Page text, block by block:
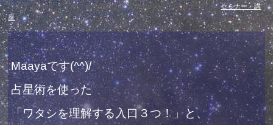
投稿日 : 2016年11月1日 最終更新日時 : 2021年10月1日 カテゴリー :セミナー・講
座
Maayaです(^^)/
占星術を使った
「ワタシを理解する入口３つ！」と、